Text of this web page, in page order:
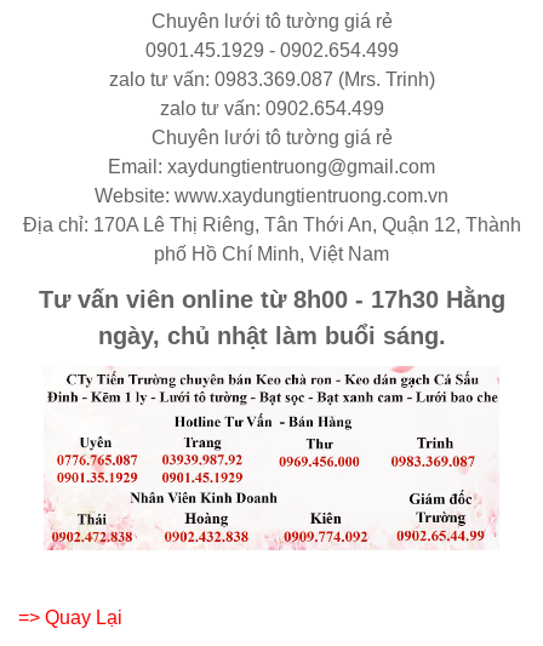
Chuyên lưới tô tường giá rẻ
0901.45.1929 - 0902.654.499
zalo tư vấn: 0983.369.087 (Mrs. Trinh)
zalo tư vấn: 0902.654.499
Chuyên lưới tô tường giá rẻ
Email: xaydungtientruong@gmail.com
Website: www.xaydungtientruong.com.vn
Địa chỉ: 170A Lê Thị Riêng, Tân Thới An, Quận 12, Thành
phố Hồ Chí Minh, Việt Nam
Tư vấn viên online từ 8h00 - 17h30 Hằng
ngày, chủ nhật làm buổi sáng.
=> Quay Lại